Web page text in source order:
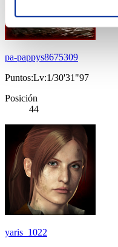
pa-pappys8675309
Puntos:Lv:1/30'31"97
Posición
44
yaris_1022